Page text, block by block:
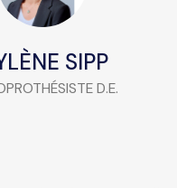
SIPP
D.E.